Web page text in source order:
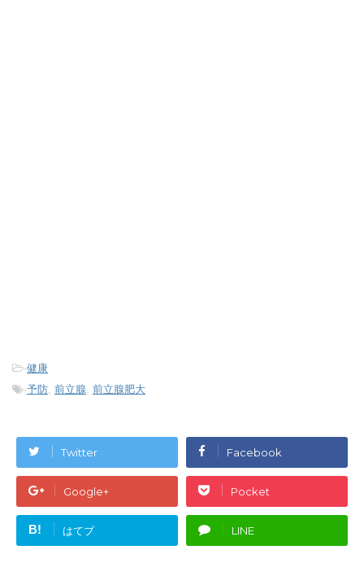
-健康
-予防, 前立腺, 前立腺肥大
Twitter Facebook
Google+ Pocket
B! はてブ LINE